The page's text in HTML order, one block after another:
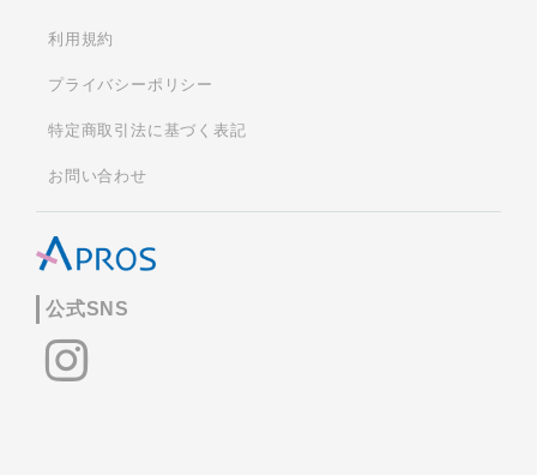
公式SNS
利用規約
プライバシーポリシー
特定商取引法に基づく表記
お問い合わせ